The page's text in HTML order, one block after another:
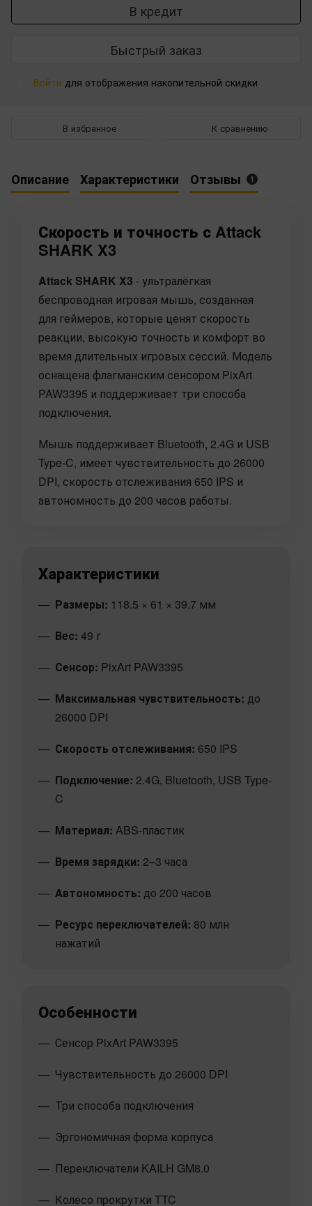
В кредит
Быстрый заказ
Войти для отображения накопительной скидки
В избранное К сравнению
Описание Характеристики Отзывы 1
Скорость и точность с Attack
SHARK X3
Attack SHARK X3 - ультралёгкая
беспроводная игровая мышь, созданная
для геймеров, которые ценят скорость
реакции, высокую точность и комфорт во
время длительных игровых сессий. Модель
оснащена флагманским сенсором PixArt
PAW3395 и поддерживает три способа
подключения.
Мышь поддерживает Bluetooth, 2.4G и USB
Type-C, имеет чувствительность до 26000
DPI, скорость отслеживания 650 IPS и
автономность до 200 часов работы.
Характеристики
Размеры: 118.5 × 61 × 39.7 мм
Вес: 49 г
Сенсор: PixArt PAW3395
Максимальная чувствительность: до
26000 DPI
Скорость отслеживания: 650 IPS
Подключение: 2.4G, Bluetooth, USB Type-
C
Материал: ABS-пластик
Время зарядки: 2–3 часа
Автономность: до 200 часов
Ресурс переключателей: 80 млн
нажатий
Особенности
Сенсор PixArt PAW3395
Чувствительность до 26000 DPI
Три способа подключения
Эргономичная форма корпуса
Переключатели KAILH GM8.0
Колесо прокрутки TTC